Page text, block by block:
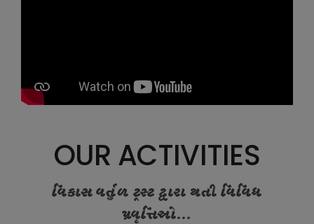
OUR ACTIVITIES
વિકાસ વર્તુળ ટ્રસ્ટ દ્વારા થતી વિવિધ
પ્રવૃત્તિઓ...